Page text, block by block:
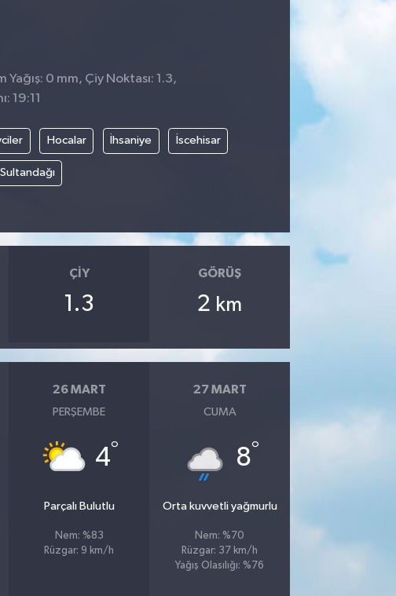
0 mm, Çiy Noktası: 1.3,
19:11
Hocalar İhsaniye İscehisar
Sultandağı
ÇIY
1.3
GÖRÜŞ
2 km
26 MART
PERŞEMBE
4°
Parçalı Bulutlu
Nem: %83
Rüzgar: 9 km/h
27 MART
CUMA
8°
Orta kuvvetli yağmurlu
Nem: %70
Rüzgar: 37 km/h
Yağış Olasılığı: %76